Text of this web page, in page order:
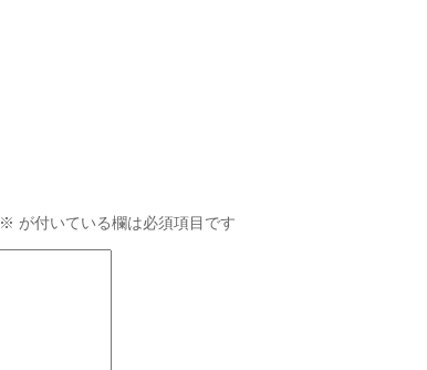
※ が付いている欄は必須項目です